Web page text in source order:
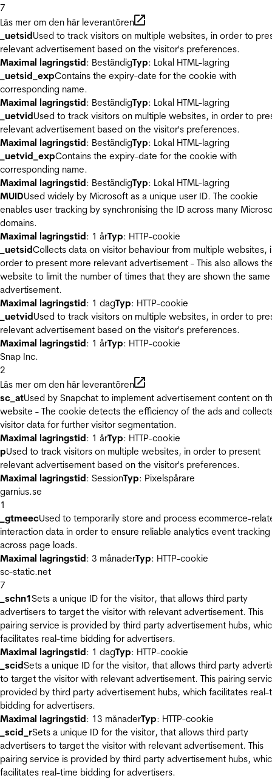
7
Läs mer om den här leverantören
_uetsidUsed to track visitors on multiple websites, in order to
relevant advertisement based on the visitor's preferences.
Maximal lagringstid: BeständigTyp: Lokal HTML-lagring
_uetsid_expContains the expiry-date for the cookie with
corresponding name.
Maximal lagringstid: BeständigTyp: Lokal HTML-lagring
_uetvidUsed to track visitors on multiple websites, in order to
relevant advertisement based on the visitor's preferences.
Maximal lagringstid: BeständigTyp: Lokal HTML-lagring
_uetvid_expContains the expiry-date for the cookie with
corresponding name.
Maximal lagringstid: BeständigTyp: Lokal HTML-lagring
MUIDUsed widely by Microsoft as a unique user ID. The cookie
enables user tracking by synchronising the ID across many
domains.
Maximal lagringstid: 1 årTyp: HTTP-cookie
_uetsidCollects data on visitor behaviour from multiple websites,
order to present more relevant advertisement - This also allows
website to limit the number of times that they are shown the same
advertisement.
Maximal lagringstid: 1 dagTyp: HTTP-cookie
_uetvidUsed to track visitors on multiple websites, in order to
relevant advertisement based on the visitor's preferences.
Maximal lagringstid: 1 årTyp: HTTP-cookie
Snap Inc.
2
Läs mer om den här leverantören
sc_atUsed by Snapchat to implement advertisement content on
website - The cookie detects the efficiency of the ads and
visitor data for further visitor segmentation.
Maximal lagringstid: 1 årTyp: HTTP-cookie
pUsed to track visitors on multiple websites, in order to present
relevant advertisement based on the visitor's preferences.
Maximal lagringstid: SessionTyp: Pixelspårare
garnius.se
1
_gtmeecUsed to temporarily store and process ecommerce-
interaction data in order to ensure reliable analytics event tracking
across page loads.
Maximal lagringstid: 3 månaderTyp: HTTP-cookie
sc-static.net
7
_schn1Sets a unique ID for the visitor, that allows third party
advertisers to target the visitor with relevant advertisement. This
pairing service is provided by third party advertisement hubs,
facilitates real-time bidding for advertisers.
Maximal lagringstid: 1 dagTyp: HTTP-cookie
_scidSets a unique ID for the visitor, that allows third party
to target the visitor with relevant advertisement. This pairing
provided by third party advertisement hubs, which facilitates real-
bidding for advertisers.
Maximal lagringstid: 13 månaderTyp: HTTP-cookie
_scid_rSets a unique ID for the visitor, that allows third party
advertisers to target the visitor with relevant advertisement. This
pairing service is provided by third party advertisement hubs,
facilitates real-time bidding for advertisers.